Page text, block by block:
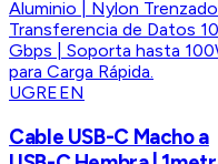
UGREEN
Cable USB-C Macho a